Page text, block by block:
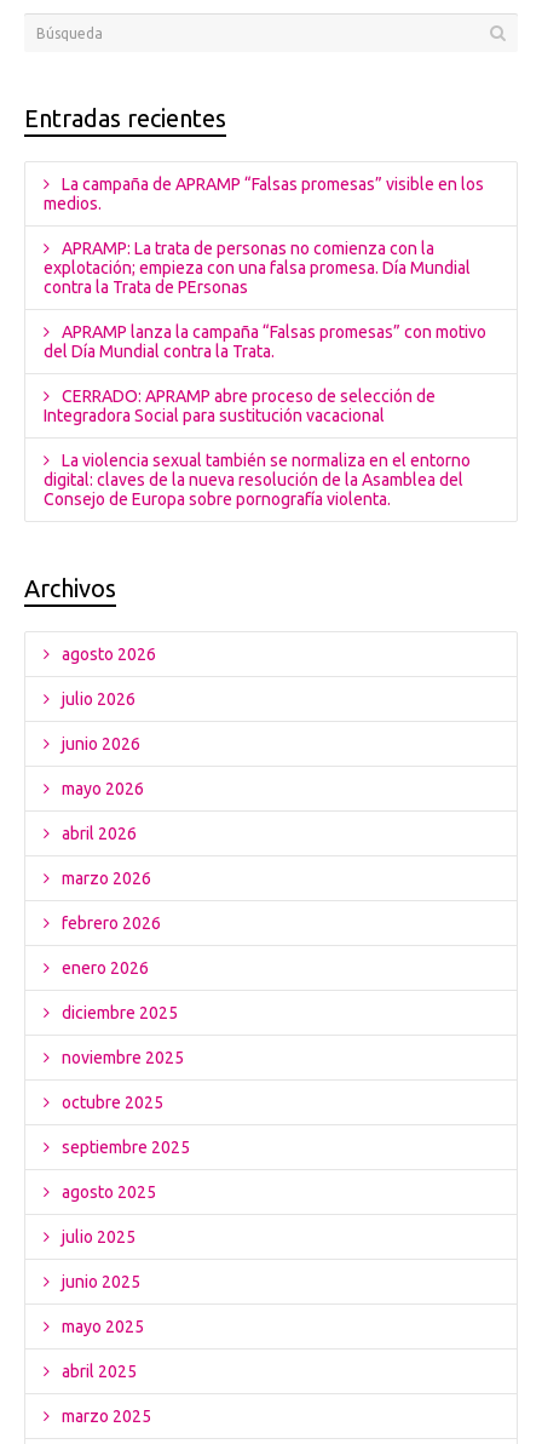
Entradas recientes
La campaña de APRAMP “Falsas promesas” visible en los
medios.
APRAMP: La trata de personas no comienza con la
explotación; empieza con una falsa promesa. Día Mundial
contra la Trata de PErsonas
APRAMP lanza la campaña “Falsas promesas” con motivo
del Día Mundial contra la Trata.
CERRADO: APRAMP abre proceso de selección de
Integradora Social para sustitución vacacional
La violencia sexual también se normaliza en el entorno
digital: claves de la nueva resolución de la Asamblea del
Consejo de Europa sobre pornografía violenta.
Archivos
agosto 2026
julio 2026
junio 2026
mayo 2026
abril 2026
marzo 2026
febrero 2026
enero 2026
diciembre 2025
noviembre 2025
octubre 2025
septiembre 2025
agosto 2025
julio 2025
junio 2025
mayo 2025
abril 2025
marzo 2025